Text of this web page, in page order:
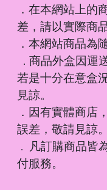
．在本網站上的
差，請以實際商
．本網站商品為
． 商品外盒因運
若是十分在意盒
見諒。
．因有實體商店
誤差，敬請見諒。
． 凡訂購商品皆
付服務。